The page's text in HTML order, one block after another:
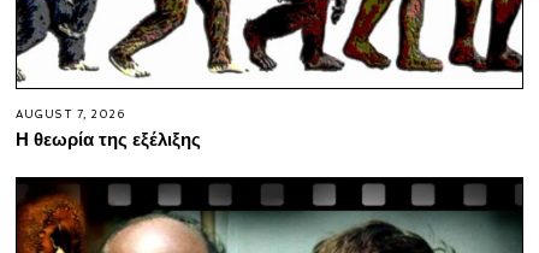
AUGUST 7, 2026
Η θεωρία της εξέλιξης